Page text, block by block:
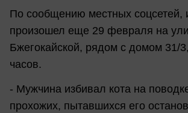
По сообщению местных соцсетей,
произошел еще 29 февраля на
Бжегокайской, рядом с домом 31/
часов.
- Мужчина избивал кота на
прохожих, пытавшихся его